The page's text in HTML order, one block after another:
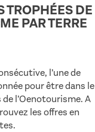
TROPHÉES DE
PAR TERRE
l’une de
pour être dans le
l’Oenotourisme. A
les offres en